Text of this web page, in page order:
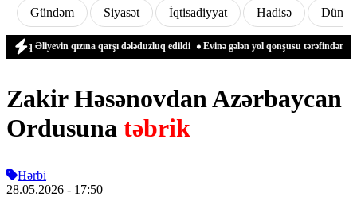
Gündəm Siyasət İqtisadiyyat Hadisə Dünya
qızına qarşı dələduzluq edildi Evinə gələn yol qonşusu tərəfindən zəbt
Zakir Həsənovdan Azərbaycan
Ordusuna təbrik
Hərbi
28.05.2026 - 17:50